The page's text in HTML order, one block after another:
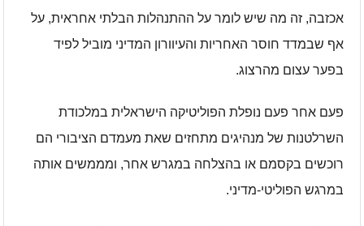
אכזבה, זה מה שיש לומר על ההתנהלות הבלתי אחראית, על
אף שבמדד חוסר האחריות והעיוורון המדיני מוביל לפיד
בפער עצום מהרצוג.
פעם אחר פעם נופלת הפוליטיקה הישראלית במלכודת
השרלטנות של מנהיגים מתחזים שאת מעמדם הציבורי הם
רוכשים בקסמם או בהצלחה במגרש אחר, ומממשים אותה
במרגש הפוליטי-מדיני.